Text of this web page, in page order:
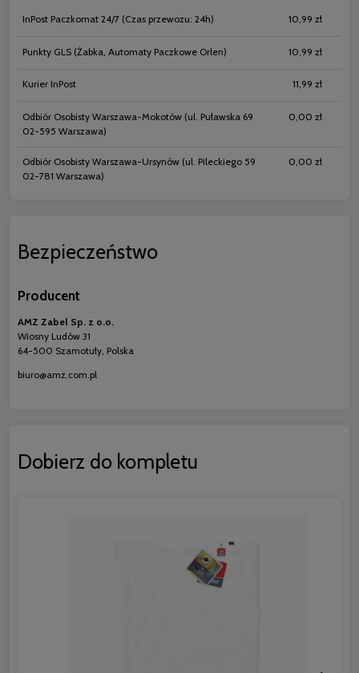
InPost Paczkomat 24/7 (Czas przewozu: 24h) 10,99 zł
Punkty GLS (Żabka, Automaty Paczkowe Orlen) 10,99 zł
Kurier InPost 11,99 zł
Odbiór Osobisty Warszawa-Mokotów (ul. Puławska 69
02-595 Warszawa)
0,00 zł
Odbiór Osobisty Warszawa-Ursynów (ul. Pileckiego 59
02-781 Warszawa)
0,00 zł
Bezpieczeństwo
Producent
AMZ Zabel Sp. z o.o.
Wiosny Ludów 31
64-500 Szamotuły, Polska
biuro@amz.com.pl
Dobierz do kompletu